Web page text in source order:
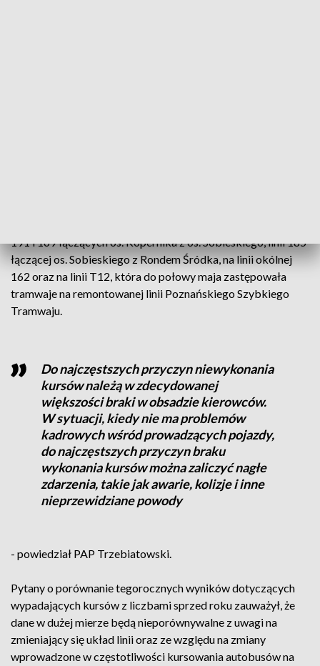
191 i 169 łączących os. Kopernika z os. Sobieskiego, linii 185
łączącej os. Sobieskiego z Rondem Śródka, na linii okólnej
162 oraz na linii T12, która do połowy maja zastępowała
tramwaje na remontowanej linii Poznańskiego Szybkiego
Tramwaju.
Do najczęstszych przyczyn niewykonania
kursów należą w zdecydowanej
większości braki w obsadzie kierowców.
W sytuacji, kiedy nie ma problemów
kadrowych wśród prowadzących pojazdy,
do najczęstszych przyczyn braku
wykonania kursów można zaliczyć nagłe
zdarzenia, takie jak awarie, kolizje i inne
nieprzewidziane powody
- powiedział PAP Trzebiatowski.
Pytany o porównanie tegorocznych wyników dotyczących
wypadających kursów z liczbami sprzed roku zauważył, że
dane w dużej mierze będą nieporównywalne z uwagi na
zmieniający się układ linii oraz ze względu na zmiany
wprowadzone w częstotliwości kursowania autobusów na